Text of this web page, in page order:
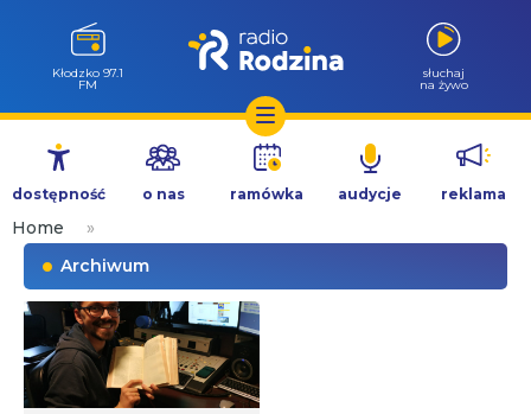
Przejdź
treści
Kłodzko 97.1
FM
słuchaj
na żywo
dostępność o nas ramówka audycje reklama
Home
»
Archiwum